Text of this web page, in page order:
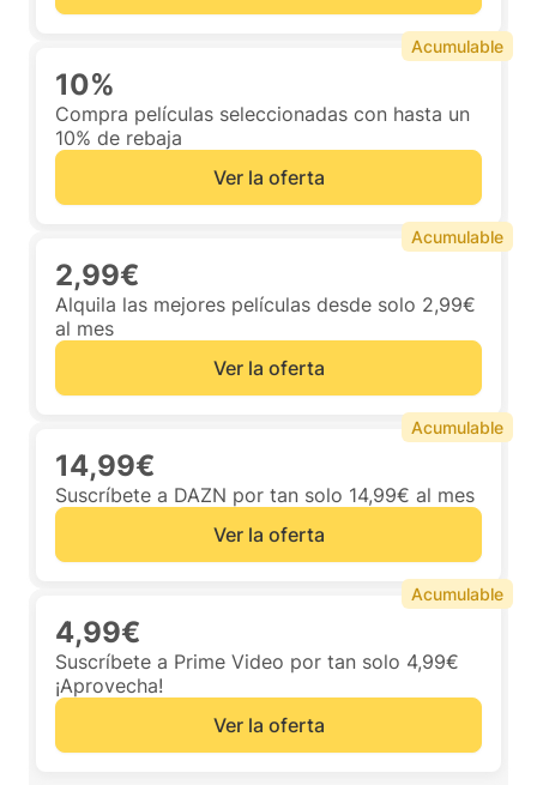
10%
Compra películas seleccionadas con hasta un
10% de rebaja
Ver la oferta
Acumulable
2,99€
Alquila las mejores películas desde solo 2,99€
al mes
Ver la oferta
Acumulable
14,99€
Suscríbete a DAZN por tan solo 14,99€ al mes
Ver la oferta
Acumulable
4,99€
Suscríbete a Prime Video por tan solo 4,99€
¡Aprovecha!
Ver la oferta
Acumulable